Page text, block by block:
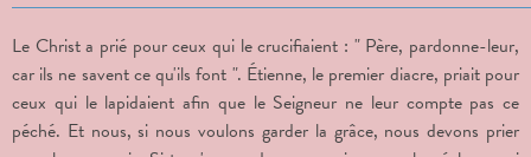
Le Christ a prié pour ceux qui le crucifiaient : " Père, pardonne-leur,
car ils ne savent ce qu'ils font ". Étienne, le premier diacre, priait pour
ceux qui le lapidaient afin que le Seigneur ne leur compte pas ce
péché. Et nous, si nous voulons garder la grâce, nous devons prier